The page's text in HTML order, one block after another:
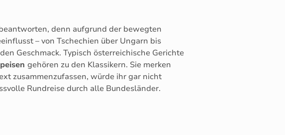
denn aufgrund der bewegten
– von Tschechien über Ungarn bis
Geschmack. Typisch österreichische Gerichte
gehören zu den Klassikern. Sie merken
zusammenzufassen, würde ihr gar nicht
Rundreise durch alle Bundesländer.